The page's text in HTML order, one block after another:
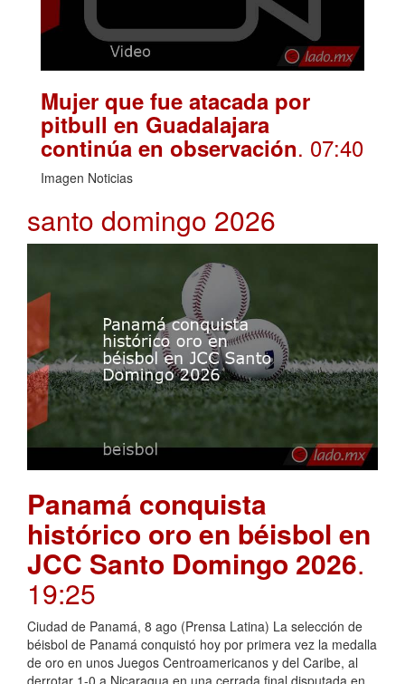
Mujer que fue atacada por
pitbull en Guadalajara
continúa en observación. 07:40
Imagen Noticias
santo domingo 2026
Panamá conquista
histórico oro en béisbol en
JCC Santo Domingo 2026.
19:25
Ciudad de Panamá, 8 ago (Prensa Latina) La selección de
béisbol de Panamá conquistó hoy por primera vez la medalla
de oro en unos Juegos Centroamericanos y del Caribe, al
derrotar 1-0 a Nicaragua en una cerrada final disputada en